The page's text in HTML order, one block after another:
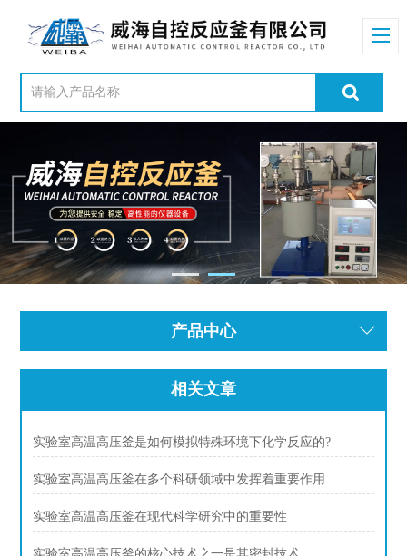
产品中心
相关文章
实验室高温高压釜是如何模拟特殊环境下化学反应的?
实验室高温高压釜在多个科研领域中发挥着重要作用
实验室高温高压釜在现代科学研究中的重要性